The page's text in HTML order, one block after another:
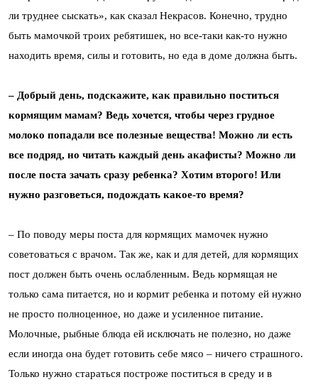
ли труднее сыскать», как сказал Некрасов. Конечно, трудно
быть мамочкой троих ребятишек, но все-таки как-то нужно
находить время, силы и готовить, но еда в доме должна быть.
– Добрый день, подскажите, как правильно поститься
кормящим мамам? Ведь хочется, чтобы через грудное
молоко попадали все полезные вещества! Можно ли есть
все подряд, но читать каждый день акафисты? Можно ли
после поста зачать сразу ребенка? Хотим второго! Или
нужно разговеться, подождать какое-то время?
– По поводу меры поста для кормящих мамочек нужно
советоваться с врачом. Так же, как и для детей, для кормящих
пост должен быть очень ослабленным. Ведь кормящая не
только сама питается, но и кормит ребенка и потому ей нужно
не просто полноценное, но даже и усиленное питание.
Молочные, рыбные блюда ей исключать не полезно, но даже
если иногда она будет готовить себе мясо – ничего страшного.
Только нужно стараться построже поститься в среду и в